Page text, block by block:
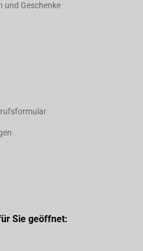
und Geschenke
Sie geöffnet: